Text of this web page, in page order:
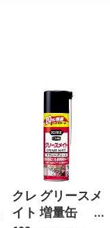
クレ グリースメ
イト 増量缶